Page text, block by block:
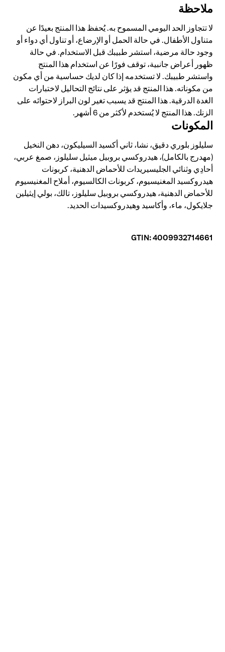
زنك
نياسين
١٨ mg NE
١١٣٪؜
فيتامين B
٩ ميكروجرام
٣٦٠٪؜
حمض البانتوثنيك
٦ مجم
١٠٠٪؜
فيتامين B6 ٣ مجم
٢١٤٪؜
فيتامين B
٢ مجم
١٨٢٪؜
فيتامين B
١٫٦ مجم
حمض الفوليك
الكالسيوم
٦٠ ميكروجرام
١٥٠٪؜
البيوتين
١٥٠ ميكروجرام
٣٠٠٪؜
السيلينيوم
٣٠ ميكروجرام ٥٥٪؜
ملاحظة
لا تتجاوز الحد اليومي المسموح به. يُحفظ هذا المنتج بعيدًا عن
متناول الأطفال. في حالة الحمل أو الإرضاع، أو تناول أي دواء أو
وجود حالة مرضية، استشر طبيبك قبل الاستخدام. في حالة
ظهور أعراض جانبية، توقف فورًا عن استخدام هذا المنتج
واستشر طبيبك. لا تستخدمه إذا كان لديك حساسية من أي مكون
من مكوناته. هذا المنتج قد يؤثر على نتائج التحاليل لاختبارات
الغدة الدرقية. هذا المنتج قد يسبب تغير لون البراز لاحتوائه على
الزنك. هذا المنتج لا يُستخدم لأكثر من 6 أشهر.
المكونات
سليلوز بلوري دقيق، نشا، ثاني أكسيد السيليكون، دهن النخيل
(مهدرج بالكامل)، هيدروكسي بروبيل ميثيل سليلوز، صمغ عربي،
أحادِي وثنائي الجليسيريدات للأحماض الدهنية، كربونات
هيدروكسيد المغنيسيوم، كربونات الكالسيوم، أملاح المغنيسيوم
للأحماض الدهنية، هيدروكسي بروبيل سليلوز، تالك، بولي إيثيلين
جلايكول، ماء، وأكاسيد وهيدروكسيدات الحديد.
GTIN: 4009932714661